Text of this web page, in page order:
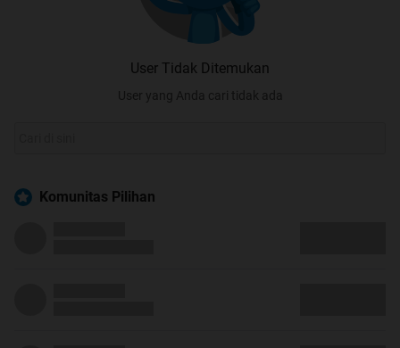
User Tidak Ditemukan
User yang Anda cari tidak ada
Komunitas Pilihan